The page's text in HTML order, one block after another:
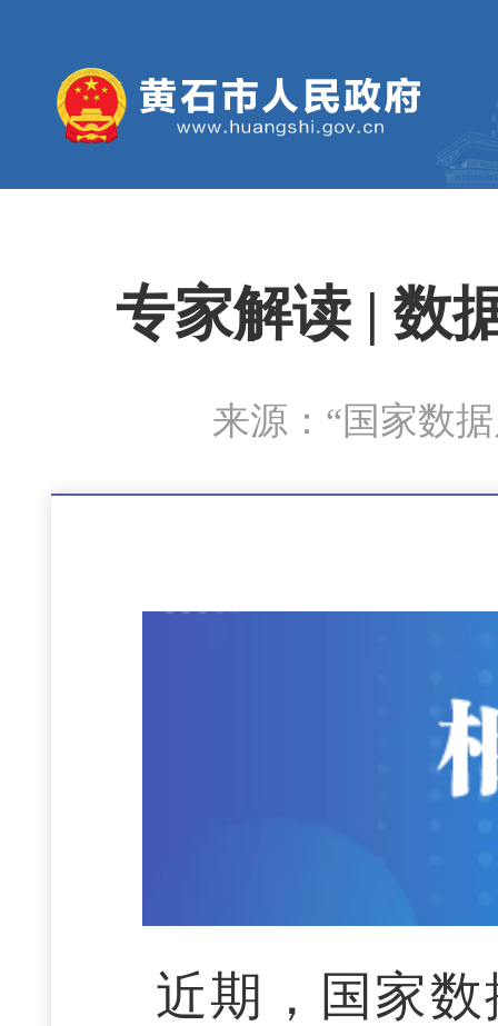
专家解读 | 数
来源：“国家数
近期，国家